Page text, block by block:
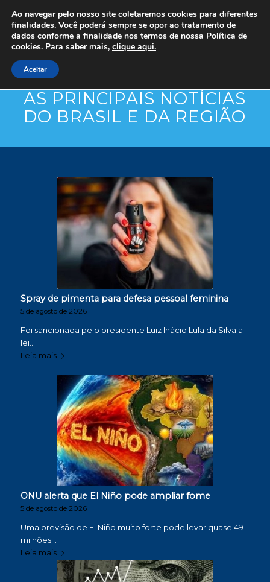
AS PRINCIPAIS NOTÍCIAS
DO BRASIL E DA REGIÃO
Spray de pimenta para defesa pessoal feminina
5 de agosto de 2026
Foi sancionada pelo presidente Luiz Inácio Lula da Silva a
lei…
Leia mais
ONU alerta que El Niño pode ampliar fome
5 de agosto de 2026
Uma previsão de El Niño muito forte pode levar quase 49
milhões…
Leia mais
Ao navegar pelo nosso site coletaremos cookies para diferentes
finalidades. Você poderá sempre se opor ao tratamento de
dados conforme a finalidade nos termos de nossa Política de
cookies. Para saber mais, clique aqui.
Aceitar